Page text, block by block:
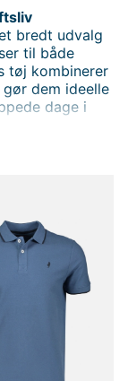
bredt udvalg
til både
tøj kombinerer
dem ideelle
dage i
bukser